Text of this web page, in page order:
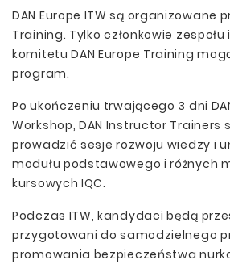
DAN Europe ITW są organizowane
Training. Tylko członkowie zespołu
komitetu DAN Europe Training
program.
Po ukończeniu trwającego 3 dni
Workshop, DAN Instructor Trainers
prowadzić sesje rozwoju wiedzy i
modułu podstawowego i różnych
kursowych IQC.
Podczas ITW, kandydaci będą
przygotowani do samodzielnego
promowania bezpieczeństwa